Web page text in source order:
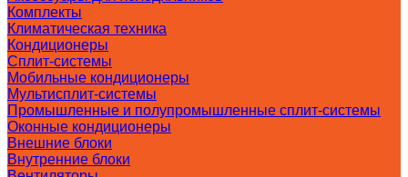
Комплекты
Климатическая техника
Кондиционеры
Сплит-системы
Мобильные кондиционеры
Мультисплит-системы
Промышленные и полупромышленные сплит-системы
Оконные кондиционеры
Внешние блоки
Внутренние блоки